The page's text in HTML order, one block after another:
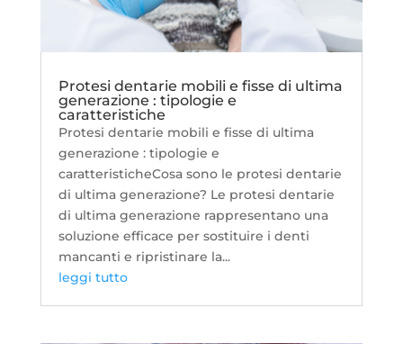
Protesi dentarie mobili e fisse di ultima
generazione : tipologie e
caratteristiche
Protesi dentarie mobili e fisse di ultima
generazione : tipologie e
caratteristicheCosa sono le protesi dentarie
di ultima generazione? Le protesi dentarie
di ultima generazione rappresentano una
soluzione efficace per sostituire i denti
mancanti e ripristinare la...
leggi tutto